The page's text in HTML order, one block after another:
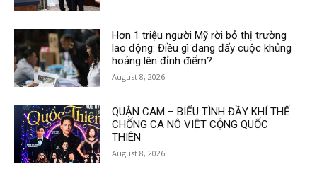
Hơn 1 triệu người Mỹ rời bỏ thị trường
lao động: Điều gì đang đẩy cuộc khủng
hoảng lên đỉnh điểm?
August 8, 2026
QUẬN CAM – BIỂU TÌNH ĐẦY KHÍ THẾ
CHỐNG CA NÔ VIỆT CỘNG QUỐC
THIÊN
August 8, 2026